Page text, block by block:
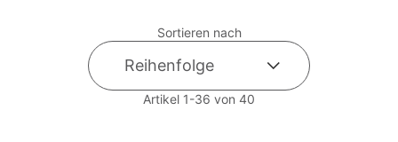
Artikel 1-36 von 40
Sortieren nach